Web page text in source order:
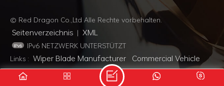
© Red Dragon Co.,Ltd Alle Rechte vorbehalten.
Seitenverzeichnis | XML
IPv6 NETZWERK UNTERSTÜTZT
Links : Wiper Blade Manufacturer Commercial Vehicle
Oils Cattelanpdcpd Skystonewheel Cbeciptruck